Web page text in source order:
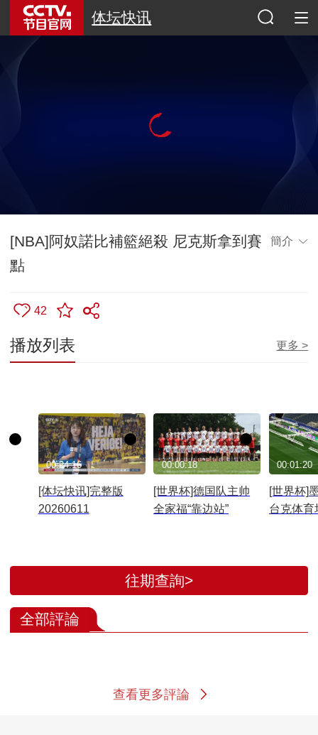
体坛快讯
[NBA]阿奴諾比補籃絕殺 尼克斯拿到賽
點
簡介
42
播放列表 更多 >
[体坛快讯]完整版
20260611
00:24:16
[世界杯]德国队主帅
全家福“靠边站”
00:00:18
[世界杯]
台克体育
00:01:20
往期查詢>
全部評論
查看更多評論